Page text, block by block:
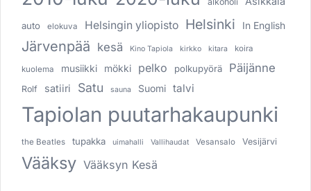
auto elokuva Helsingin yliopisto Helsinki In English
Järvenpää kesä Kino Tapiola kirkko kitara koira
kuolema musiikki mökki pelko polkupyörä Päijänne
Rolf satiiri Satu sauna Suomi talvi
Tapiolan puutarhakaupunki
the Beatles tupakka uimahalli Vallihaudat Vesansalo Vesijärvi
Vääksy Vääksyn Kesä